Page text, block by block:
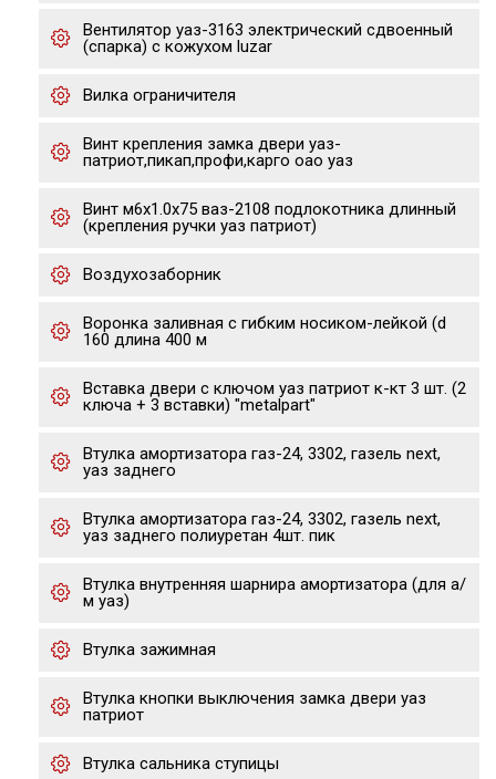
Вентилятор уаз-3163 электрический сдвоенный
(спарка) с кожухом luzar
Вилка ограничителя
Винт крепления замка двери уаз-
патриот,пикап,профи,карго оао уаз
Винт м6х1.0х75 ваз-2108 подлокотника длинный
(крепления ручки уаз патриот)
Воздухозаборник
Воронка заливная с гибким носиком-лейкой (d
160 длина 400 м
Вставка двери с ключом уаз патриот к-кт 3 шт. (2
ключа + 3 вставки) "metalpart"
Втулка амортизатора газ-24, 3302, газель next,
уаз заднего
Втулка амортизатора газ-24, 3302, газель next,
уаз заднего полиуретан 4шт. пик
Втулка внутренняя шарнира амортизатора (для а/
м уаз)
Втулка зажимная
Втулка кнопки выключения замка двери уаз
патриот
Втулка сальника ступицы